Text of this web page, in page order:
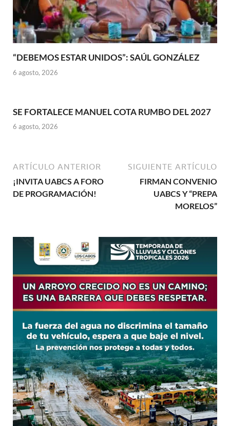
“DEBEMOS ESTAR UNIDOS”: SAÚL GONZÁLEZ
6 agosto, 2026
SE FORTALECE MANUEL COTA RUMBO DEL 2027
6 agosto, 2026
ARTÍCULO ANTERIOR
¡INVITA UABCS A FORO
DE PROGRAMACIÓN!
SIGUIENTE ARTÍCULO
FIRMAN CONVENIO
UABCS Y “PREPA
MORELOS”